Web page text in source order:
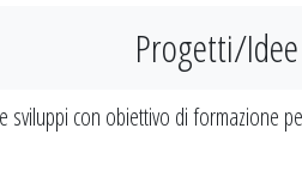
Progetti/Idee
con obiettivo di formazione